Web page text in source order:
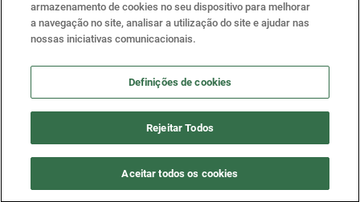
Clique para mais informações
ERS nas redes sociais
2020 . ERS - Entidade Reguladora da Saúde, todos os
direitos reservados.
armazenamento de cookies no seu dispositivo para melhorar
a navegação no site, analisar a utilização do site e ajudar nas
nossas iniciativas comunicacionais.
Definições de cookies
Rejeitar Todos
Aceitar todos os cookies